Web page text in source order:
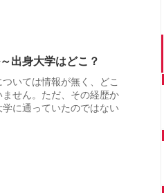
出身大学はどこ？
いては情報が無く、どこ
せん。ただ、その経歴か
に通っていたのではない